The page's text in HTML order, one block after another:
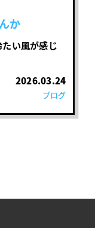
か
い風が感じ
2026.03.24
ブログ